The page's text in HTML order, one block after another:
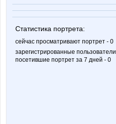
Статистика портрета:
сейчас просматривают портрет - 0
зарегистрированные пользователи
посетившие портрет за 7 дней - 0